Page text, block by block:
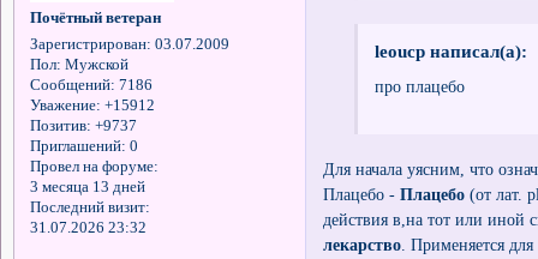
Почётный ветеран
Зарегистрирован: 03.07.2009
Пол: Мужской
Сообщений: 7186
Уважение: +15912
Позитив: +9737
Приглашений: 0
Провел на форуме:
3 месяца 13 дней
Последний визит:
31.07.2026 23:32
leoucp написал(а):
про плацебо
Для начала уясним, что
Плацебо - Плацебо (от лат.
действия в,на тот или иной
лекарство . Применяется